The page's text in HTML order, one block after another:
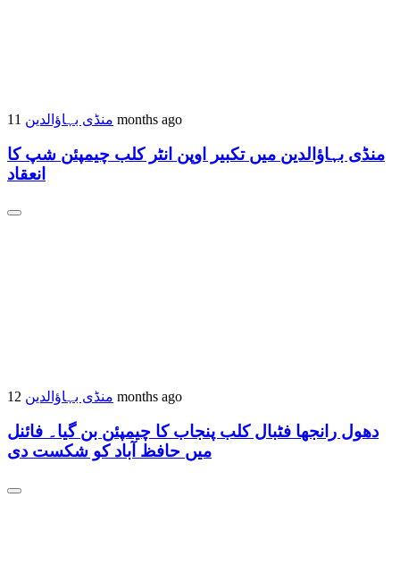
منڈی بہاؤالدین 11 months ago
منڈی بہاؤالدین میں تکبیر اوپن انٹر کلب چیمپئن شپ کا
انعقاد
منڈی بہاؤالدین 12 months ago
دھول رانجھا فٹبال کلب پنجاب کا چیمپئن بن گیا۔ فائنل
میں حافظ آباد کو شکست دی